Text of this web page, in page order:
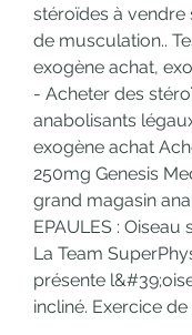
stéroïdes à vendre
de musculation..
exogène achat,
- Acheter des
anabolisants
exogène achat
250mg Genesis
grand magasin
EPAULES : Oiseau
La Team
présente
incliné. Exercice